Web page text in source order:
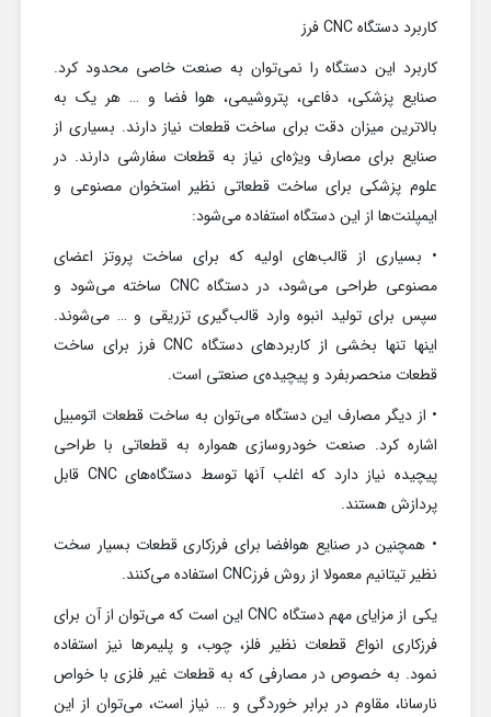
کاربرد دستگاه CNC فرز
کاربرد این دستگاه را نمی‌توان به صنعت خاصی محدود کرد.
صنایع پزشکی، دفاعی، پتروشیمی، هوا فضا و … هر یک به
بالاترین میزان دقت برای ساخت قطعات نیاز دارند. بسیاری از
صنایع برای مصارف ویژه‌ای نیاز به قطعات سفارشی دارند. در
علوم پزشکی برای ساخت قطعاتی نظیر استخوان مصنوعی و
ایمپلنت‌ها از این دستگاه استفاده می‌شود:
• بسیاری از قالب‌های اولیه که برای ساخت پروتز اعضای
مصنوعی طراحی می‌شود، در دستگاه CNC ساخته می‌شود و
سپس برای تولید انبوه وارد قالب‌گیری تزریقی و … می‌شوند.
اینها تنها بخشی از کاربردهای دستگاه CNC فرز برای ساخت
قطعات منحصربفرد و پیچیده‌ی صنعتی است.
• از دیگر مصارف این دستگاه می‌توان به ساخت قطعات اتومبیل
اشاره کرد. صنعت خودروسازی همواره به قطعاتی با طراحی
پیچیده نیاز دارد که اغلب آنها توسط دستگاه‌های CNC قابل
پردازش هستند.
• همچنین در صنایع هوافضا برای فرزکاری قطعات بسیار سخت
نظیر تیتانیم معمولا از روش فرزCNC استفاده می‌کنند.
یکی از مزایای مهم دستگاه CNC این است که می‌توان از آن برای
فرزکاری انواع قطعات نظیر فلز، چوب، و پلیمرها نیز استفاده
نمود. به خصوص در مصارفی که به قطعات غیر فلزی با خواص
نارسانا، مقاوم در برابر خوردگی و … نیاز است، می‌توان از این